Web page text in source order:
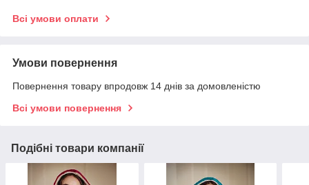
Всі умови оплати
Умови повернення
Повернення товару впродовж 14 днів за домовленістю
Всі умови повернення
Подібні товари компанії